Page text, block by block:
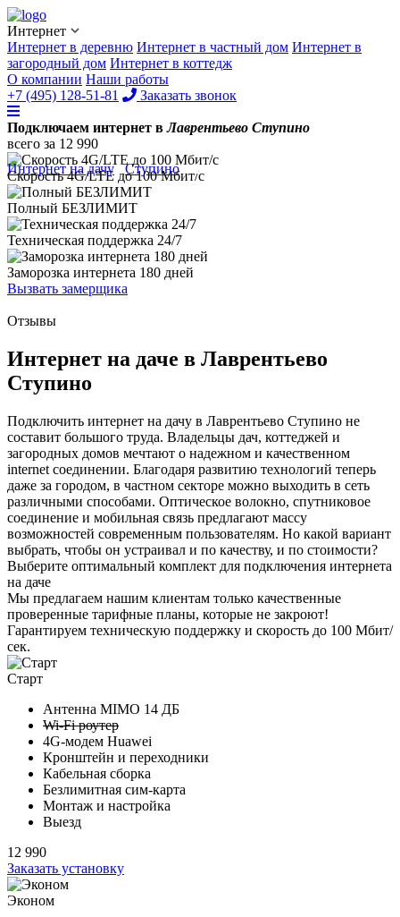
Интернет
Интернет в деревню Интернет в частный дом Интернет в
загородный дом Интернет в коттедж
О компании Наши работы
+7 (495) 128-51-81
Заказать звонок
Интернет на дачу/ Ступино/ Лаврентьево
Подключаем интернет вЛаврентьево Ступино
всего за 12 990
Скорость 4G/LTE до100 Мбит/с
Полный БЕЗЛИМИТ
Техническая поддержка 24/7
Заморозка интернета 180 дней
Вызвать замерщика
Отзывы
Интернет на даче в Лаврентьево
Ступино
Подключить интернет на дачу в Лаврентьево Ступино не
составит большого труда. Владельцы дач, коттеджей и
загородных домов мечтают о надежном и качественном
internet соединении. Благодаря развитию технологий теперь
даже за городом, в частном секторе можно выходить в сеть
различными способами. Оптическое волокно, спутниковое
соединение и мобильная связь предлагают массу
возможностей современным пользователям. Но какой вариант
выбрать, чтобы он устраивал и по качеству, и по стоимости?
Выберите оптимальный комплект для подключения интернета
на даче
Мы предлагаем нашим клиентам только качественные
проверенные тарифные планы, которые не закроют!
Гарантируем техническую поддержку и скорость до 100 Мбит/
сек.
Старт
Антенна MIMO 14 ДБ
Wi-Fi роутер
4G-модем Huawei
Кронштейн и переходники
Кабельная сборка
Безлимитная сим-карта
Монтаж и настройка
Выезд
12 990
Заказать установку
Эконом